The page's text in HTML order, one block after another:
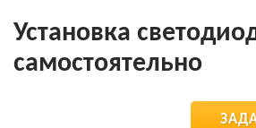
Установка
самостоятельно